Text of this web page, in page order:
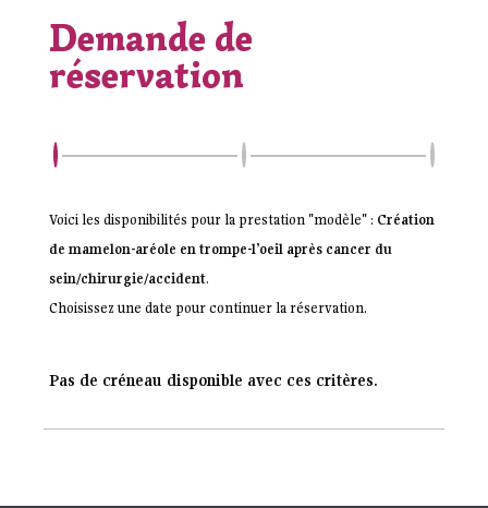
Demande de
réservation
Voici les disponibilités pour la prestation "modèle" : Création
de mamelon-aréole en trompe-l’oeil après cancer du
sein/chirurgie/accident.
Choisissez une date pour continuer la réservation.
Pas de créneau disponible avec ces critères.